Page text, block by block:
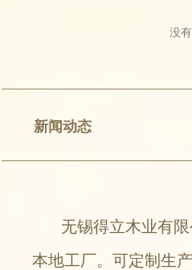
没
新闻动态
无锡得立木业有限
本地工厂。可定制生